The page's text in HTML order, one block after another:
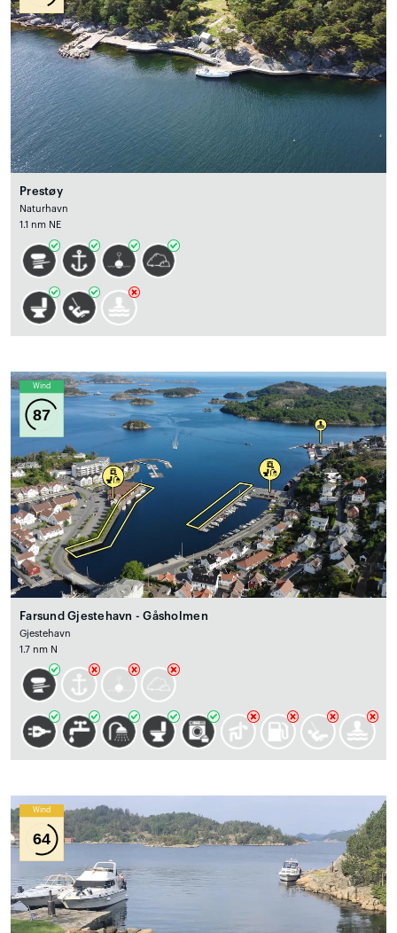
Prestøy
Naturhavn
1.1 nm NE
Wind
87
Farsund Gjestehavn - Gåsholmen
Gjestehavn
1.7 nm N
Wind
64